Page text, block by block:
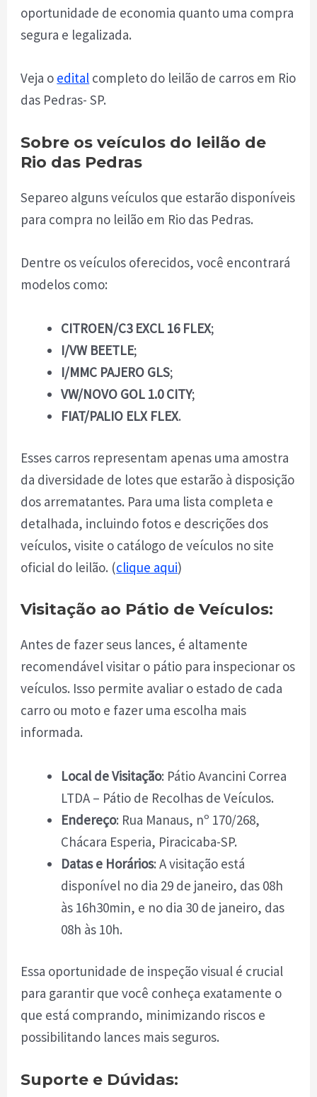
oportunidade de economia quanto uma compra
segura e legalizada.
Veja o edital completo do leilão de carros em Rio
das Pedras- SP.
Sobre os veículos do leilão de
Rio das Pedras
Separeo alguns veículos que estarão disponíveis
para compra no leilão em Rio das Pedras.
Dentre os veículos oferecidos, você encontrará
modelos como:
CITROEN/C3 EXCL 16 FLEX;
I/VW BEETLE;
I/MMC PAJERO GLS;
VW/NOVO GOL 1.0 CITY;
FIAT/PALIO ELX FLEX.
Esses carros representam apenas uma amostra
da diversidade de lotes que estarão à disposição
dos arrematantes. Para uma lista completa e
detalhada, incluindo fotos e descrições dos
veículos, visite o catálogo de veículos no site
oficial do leilão. (clique aqui)
Visitação ao Pátio de Veículos:
Antes de fazer seus lances, é altamente
recomendável visitar o pátio para inspecionar os
veículos. Isso permite avaliar o estado de cada
carro ou moto e fazer uma escolha mais
informada.
Local de Visitação: Pátio Avancini Correa
LTDA – Pátio de Recolhas de Veículos.
Endereço: Rua Manaus, nº 170/268,
Chácara Esperia, Piracicaba-SP.
Datas e Horários: A visitação está
disponível no dia 29 de janeiro, das 08h
às 16h30min, e no dia 30 de janeiro, das
08h às 10h.
Essa oportunidade de inspeção visual é crucial
para garantir que você conheça exatamente o
que está comprando, minimizando riscos e
possibilitando lances mais seguros.
Suporte e Dúvidas: